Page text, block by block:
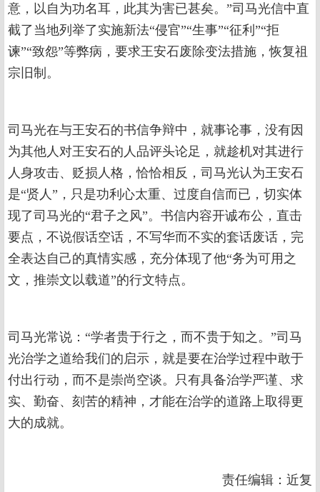
意，以自为功名耳，此其为害已甚矣。”司马光信中直
截了当地列举了实施新法“侵官”“生事”“征利”“拒
谏”“致怨”等弊病，要求王安石废除变法措施，恢复祖
宗旧制。
司马光在与王安石的书信争辩中，就事论事，没有因
为其他人对王安石的人品评头论足，就趁机对其进行
人身攻击、贬损人格，恰恰相反，司马光认为王安石
是“贤人”，只是功利心太重、过度自信而已，切实体
现了司马光的“君子之风”。书信内容开诚布公，直击
要点，不说假话空话，不写华而不实的套话废话，完
全表达自己的真情实感，充分体现了他“务为可用之
文，推崇文以载道”的行文特点。
司马光常说：“学者贵于行之，而不贵于知之。”司马
光治学之道给我们的启示，就是要在治学过程中敢于
付出行动，而不是崇尚空谈。只有具备治学严谨、求
实、勤奋、刻苦的精神，才能在治学的道路上取得更
大的成就。
责任编辑：近复